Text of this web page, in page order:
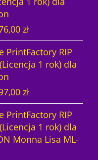
u
l
n
a
c
n
a
w
y
n
złA
k
t
u
l
n
a
c
e
PrintFactory RIP
1 rok) dla
złA
k
t
u
a
PrintFactory RIP
1 rok) dla
Monna Lisa ML-